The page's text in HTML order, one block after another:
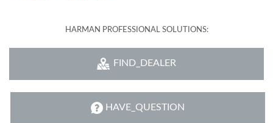
HARMAN PROFESSIONAL SOLUTIONS:
FIND_DEALER
HAVE_QUESTION